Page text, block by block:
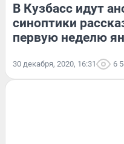
В Кузбасс идут
синоптики
первую неделю
30 декабря, 2020, 16:31 6